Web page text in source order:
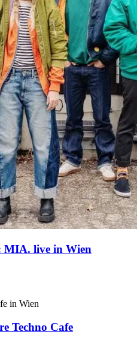
MIA. live in Wien
Techno Cafe